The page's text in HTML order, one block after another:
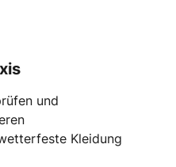
und
Kleidung